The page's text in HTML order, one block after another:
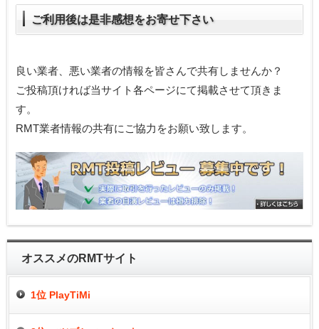
ご利用後は是非感想をお寄せ下さい
良い業者、悪い業者の情報を皆さんで共有しませんか？
ご投稿頂ければ当サイト各ページにて掲載させて頂きま
す。
RMT業者情報の共有にご協力をお願い致します。
オススメのRMTサイト
1位 PlayTiMi